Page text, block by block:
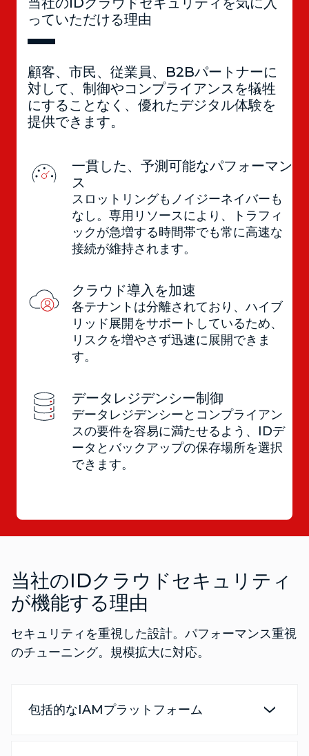
っていただける理由
顧客、市民、従業員、B2Bパートナーに
対して、制御やコンプライアンスを犠牲
にすることなく、優れたデジタル体験を
提供できます。
一貫した、予測可能なパフォーマン
ス
スロットリングもノイジーネイバーも
なし。専用リソースにより、トラフィ
ックが急増する時間帯でも常に高速な
接続が維持されます。
クラウド導入を加速
各テナントは分離されており、ハイブ
リッド展開をサポートしているため、
リスクを増やさず迅速に展開できま
す。
データレジデンシー制御
データレジデンシーとコンプライアン
スの要件を容易に満たせるよう、IDデ
ータとバックアップの保存場所を選択
できます。
当社のIDクラウドセキュリティ
が機能する理由
セキュリティを重視した設計。パフォーマンス重視
のチューニング。規模拡大に対応。
包括的なIAMプラットフォーム